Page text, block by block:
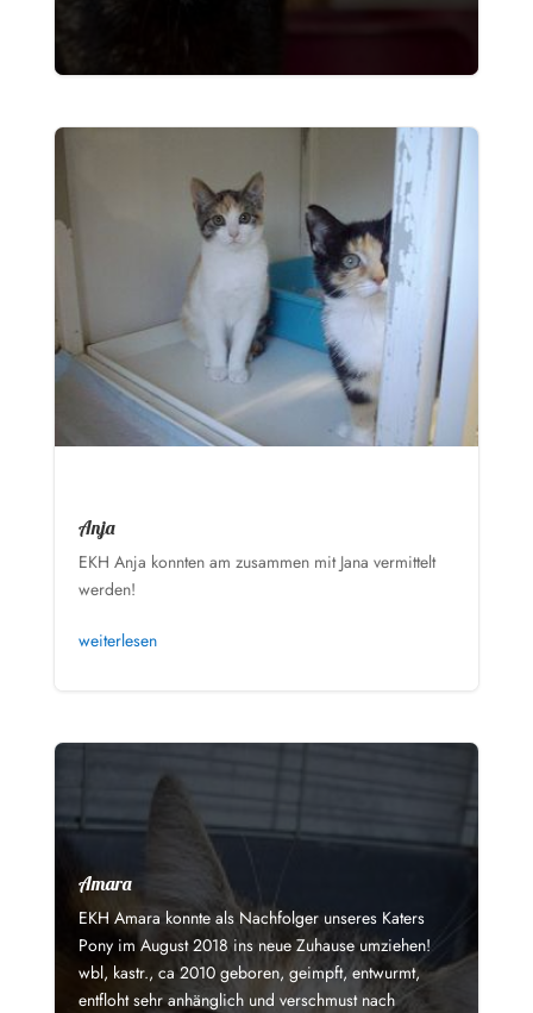
Anja
EKH Anja konnten am zusammen mit Jana vermittelt
werden!
weiterlesen
Amara
EKH Amara konnte als Nachfolger unseres Katers
Pony im August 2018 ins neue Zuhause umziehen!
wbl, kastr., ca 2010 geboren, geimpft, entwurmt,
entfloht sehr anhänglich und verschmust nach